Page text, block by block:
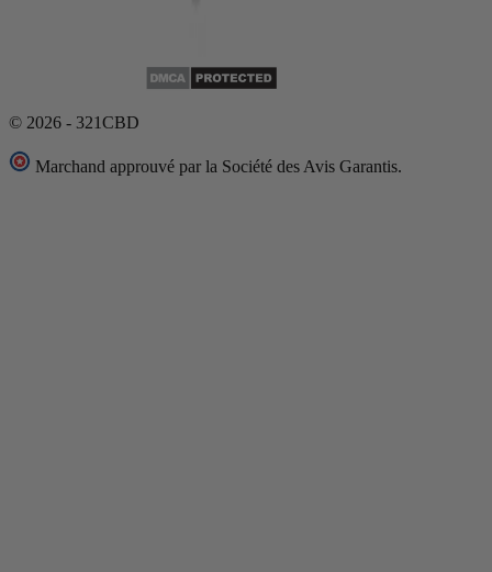
© 2026 - 321CBD
Marchand approuvé par la Société des Avis Garantis.